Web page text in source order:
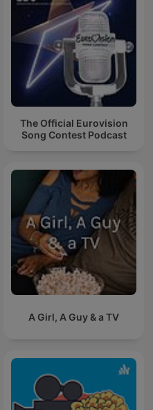
The Official Eurovision
Song Contest Podcast
A Girl, A Guy & a TV